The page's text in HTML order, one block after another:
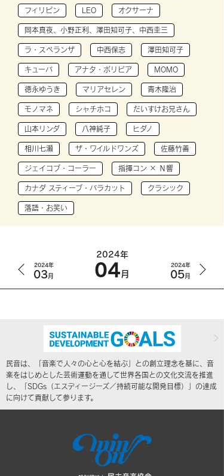
フィリピン LEO オクサーナ
岡本真夜、小野正利、澤田知可子、中西圭三
ラ・スペランザ 中西保志 澤田知可子
キューバ アナタ・ボリビア MOMO
徳永ゆうき マリアセレン 青木隆治
モノマネ シャチホコ だいすけお兄さん
山本リンダ 八神純子 ヒダノ
相川七瀬 ザ・ワイルドワンズ 佐藤竹善
ジェイコブ・コーラー 指揮コン × Ｎ響
カナダ スティーブ・バラカット クラシック
落語・お笑い
2024年
03月
2024年
04月
2024年
05月
民音は、「音楽で人々の心と心を結ぶ」との創立理念を基に、音
楽をはじめとした芸術運動を通して世界各国との文化交流を推進
し、「SDGs（エスディージーズ／持続可能な開発目標）」の達成
に向けて貢献して参ります。